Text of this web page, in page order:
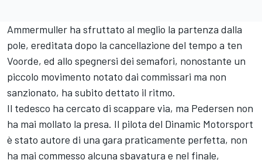
Ammermuller ha sfruttato al meglio la partenza dalla
pole, ereditata dopo la cancellazione del tempo a ten
Voorde, ed allo spegnersi dei semafori, nonostante un
piccolo movimento notato dai commissari ma non
sanzionato, ha subito dettato il ritmo.
Il tedesco ha cercato di scappare via, ma Pedersen non
ha mai mollato la presa. Il pilota del Dinamic Motorsport
è stato autore di una gara praticamente perfetta, non
ha mai commesso alcuna sbavatura e nel finale,